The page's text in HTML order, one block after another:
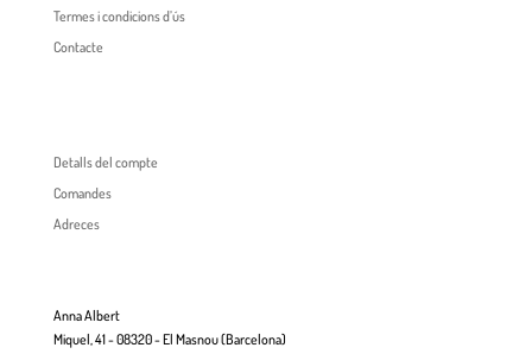
Termes i condicions d’ús
Contacte
Detalls del compte
Comandes
Adreces
Anna Albert
Miquel, 41 - 08320 - El Masnou (Barcelona)